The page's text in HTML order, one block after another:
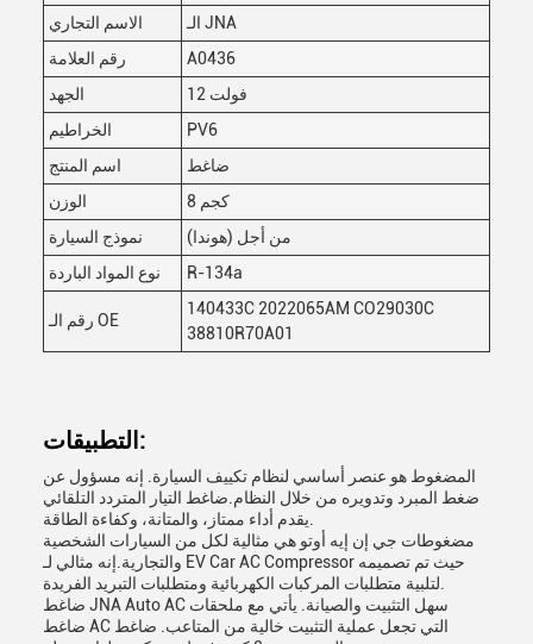
الاسم التجاري
الـ JNA
رقم العلامة
A0436
الجهد
12 فولت
الخراطيم
PV6
اسم المنتج
ضاغط
الوزن
8 كجم
نموذج السيارة
من أجل (هوندا)
نوع المواد الباردة
R-134a
رقم الـ OE
140433C 2022065AM CO29030C
38810R70A01
التطبيقات:
المضغوط هو عنصر أساسي لنظام تكييف السيارة. إنه مسؤول عن
ضغط المبرد وتدويره من خلال النظام.ضاغط التيار المتردد التلقائي
مضغوطات جي إن إيه أوتو هي مثالية لكل من السيارات الشخصية
والتجارية.إنه مثالي لـ EV Car AC Compressor حيث تم تصميمه
ضاغط JNA Auto AC سهل التثبيت والصيانة. يأتي مع ملحقات
ضاغط AC التي تجعل عملية التثبيت خالية من المتاعب. ضاغط